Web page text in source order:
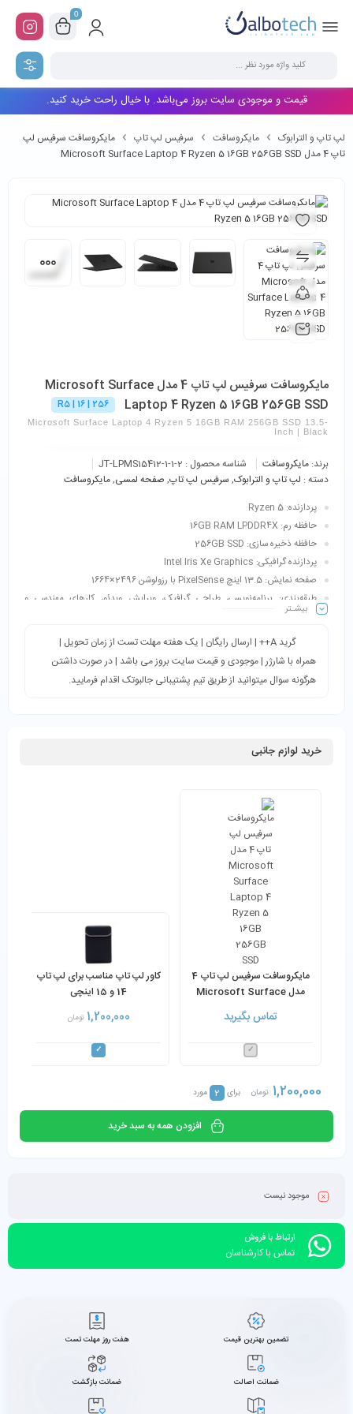
0
قیمت و موجودی سایت بروز می‌باشد. با خیال راحت خرید کنید.
لپ تاپ و الترابوک مایکروسافت سرفیس لپ تاپ
مایکروسافت سرفیس لپ
تاپ 4 مدل Microsoft Surface Laptop 4 Ryzen 5 16GB 256GB SSD
مایکروسافت سرفیس لپ تاپ 4 مدل Microsoft Surface
Laptop 4 Ryzen 5 16GB 256GB SSD
R5 | 16 | 256
Microsoft Surface Laptop 4 Ryzen 5 16GB RAM 256GB SSD 13.5-
Inch | Black
برند: مایکروسافت شناسه محصول : JT-LPMS15412-1-1-2
دسته : لپ تاپ و الترابوک, سرفیس لپ تاپ, صفحه لمسی,مایکروسافت
پردازنده: Ryzen 5
حافظه رم: 16GB RAM LPDDR4X
حافظه ذخیره سازی: 256GB SSD
پردازنده گرافیکی: Intel Iris Xe Graphics
صفحه نمایش: 13.5 اینچ PixelSense با رزولوشن 2496×1664
طبقه‌بندی: برنامه‌نویسی، طراحی گرافیک، ویرایش ویدئو، کارهای مهندسی و
چندوظیفه‌ای پیشرفته، ترید، حسابداری، مالتی مدیا، فتوشاپ، آفیس، دانشجویی و…
بیشـتر
گرید A++ | ارسال رایگان | یک هفته مهلت تست از زمان تحویل |
همراه با شارژر | موجودی و قیمت سایت بروز می باشد | در صورت داشتن
هرگونه سوال میتوانید از طریق تیم پشتیبانی جالبوتک اقدام فرمایید.
خرید لوازم جانبی
مایکروسافت سرفیس لپ تاپ 4
مدل Microsoft Surface
Laptop 4 Ryzen 5 16GB
256GB SSD
تماس بگیرید
کاور لپ تاپ مناسب برای لپ تاپ
14 و 15 اینچی
1,200,000 تومان
1,200,000 تومان برای 2 مورد
افزودن همه به سبد خرید
موجود نیست
ارتباط با فروش
تماس با کارشناسان
تضمین بهترین قیمت هفت روز مهلت تست
ضمانت اصالت ضمانت بازگشت